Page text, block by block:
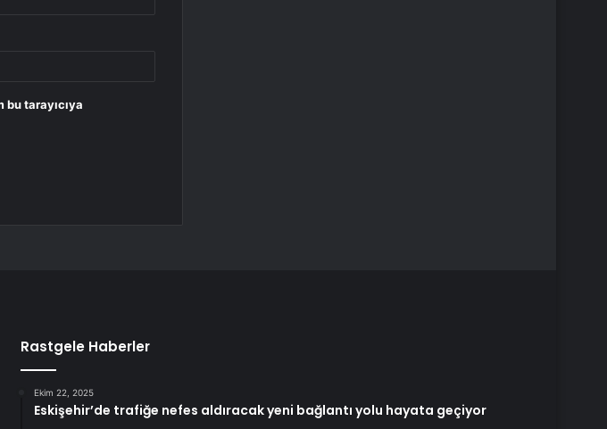
tarayıcıya
Rastgele Haberler
Ekim 22, 2025
Eskişehir’de trafiğe nefes aldıracak yeni bağlantı yolu hayata geçiyor